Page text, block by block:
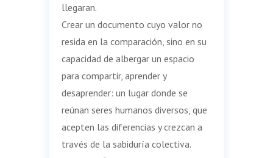
llegaran.
Crear un documento cuyo valor no
resida en la comparación, sino en su
capacidad de albergar un espacio
para compartir, aprender y
desaprender: un lugar donde se
reúnan seres humanos diversos, que
acepten las diferencias y crezcan a
través de la sabiduría colectiva.